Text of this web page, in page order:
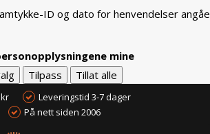
ID og dato for henvendelser
mine
Tilpass Tillat alle
Leveringstid 3-7 dager
På nett siden 2006